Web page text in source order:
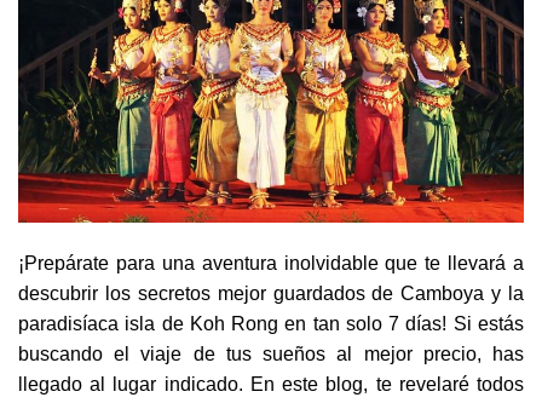
¡Prepárate para una aventura inolvidable que te llevará a
descubrir los secretos mejor guardados de Camboya y la
paradisíaca isla de Koh Rong en tan solo 7 días! Si estás
buscando el viaje de tus sueños al mejor precio, has
llegado al lugar indicado. En este blog, te revelaré todos